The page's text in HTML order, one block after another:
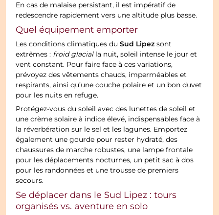
En cas de malaise persistant, il est impératif de
redescendre rapidement vers une altitude plus basse.
Quel équipement emporter
Les conditions climatiques duSud Lipez sont
extrêmes : froid glacialla nuit, soleil intense le jour et
vent constant. Pour faire face à ces variations,
prévoyez des vêtements chauds, imperméables et
respirants, ainsi qu’une couche polaire et un bon duvet
pour les nuits en refuge.
Protégez-vous du soleil avec des lunettes de soleil et
une crème solaire à indice élevé, indispensables face à
la réverbération sur le sel et les lagunes. Emportez
également une gourde pour rester hydraté, des
chaussures de marche robustes, une lampe frontale
pour les déplacements nocturnes, un petit sac à dos
pour les randonnées et une trousse de premiers
secours.
Se déplacer dans le Sud Lipez : tours
organisés vs. aventure en solo